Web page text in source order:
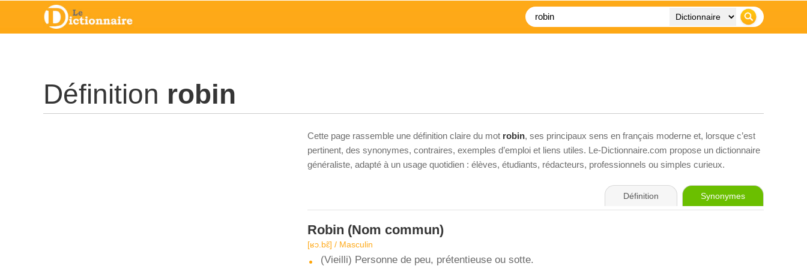
Définition robin
Cette page rassemble une définition claire du mot robin, ses principaux sens en français moderne et, lorsque c’est
pertinent, des synonymes, contraires, exemples d’emploi et liens utiles. Le-Dictionnaire.com propose un dictionnaire
généraliste, adapté à un usage quotidien : élèves, étudiants, rédacteurs, professionnels ou simples curieux.
Définition Synonymes
Robin (Nom commun)
[ʁɔ.bɛ̃] / Masculin
(Vieilli) Personne de peu, prétentieuse ou sotte.